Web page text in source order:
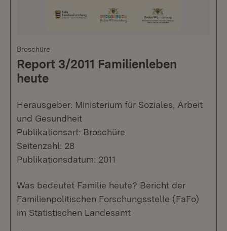
Broschüre
Report 3/2011 Familienleben
heute
Herausgeber: Ministerium für Soziales, Arbeit
und Gesundheit
Publikationsart: Broschüre
Seitenzahl: 28
Publikationsdatum: 2011
Was bedeutet Familie heute? Bericht der
Familienpolitischen Forschungsstelle (FaFo)
im Statistischen Landesamt